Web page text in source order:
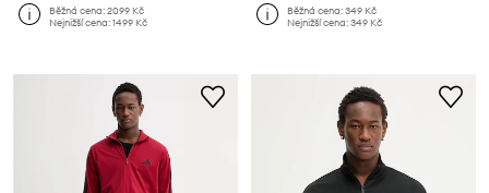
Běžná cena:2099 Kč
Nejnižší cena:1499 Kč
Běžná cena:349 Kč
Nejnižší cena:349 Kč